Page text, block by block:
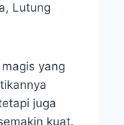
Lutung
yang
juga
kuat.